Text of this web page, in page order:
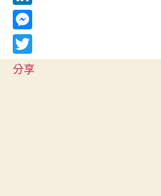
b
o
o
k
n
e
i
n
t
e
L
i
n
k
M
e
s
T
分享